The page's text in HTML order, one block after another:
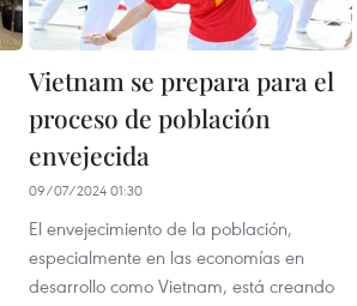
Vietnam se prepara para el
proceso de población
envejecida
09/07/2024 01:30
El envejecimiento de la población,
especialmente en las economías en
desarrollo como Vietnam, está creando